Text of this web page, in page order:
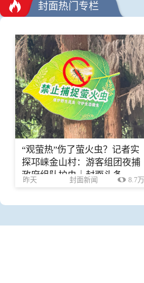
封面热门专栏
“观萤热”伤了萤火虫？记者实
探邛崃金山村：游客组团夜捕
政府组队护虫｜封面头条
昨天 封面新闻 8.7万